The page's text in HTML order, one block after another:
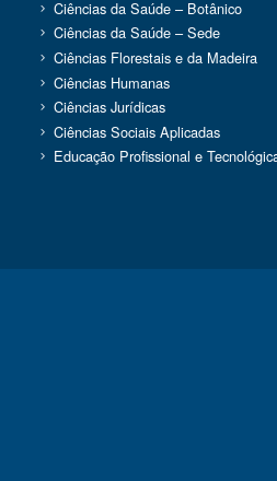
Ciências da Saúde – Botânico
Ciências da Saúde – Sede
Ciências Florestais e da Madeira
Ciências Humanas
Ciências Jurídicas
Ciências Sociais Aplicadas
Educação Profissional e